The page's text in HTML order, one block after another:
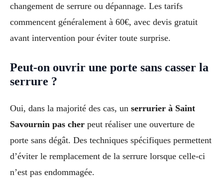
changement de serrure ou dépannage. Les tarifs
commencent généralement à 60€, avec devis gratuit
avant intervention pour éviter toute surprise.
Peut-on ouvrir une porte sans casser la
serrure ?
Oui, dans la majorité des cas, un serrurier à Saint
Savournin pas cher peut réaliser une ouverture de
porte sans dégât. Des techniques spécifiques permettent
d’éviter le remplacement de la serrure lorsque celle-ci
n’est pas endommagée.